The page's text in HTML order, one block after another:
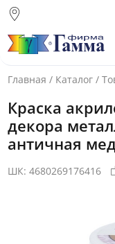
склад)
Санкт-Петербург
Екатеринбург
Главная / Каталог /
Краска
декора
античная
ШК: 4680269176416